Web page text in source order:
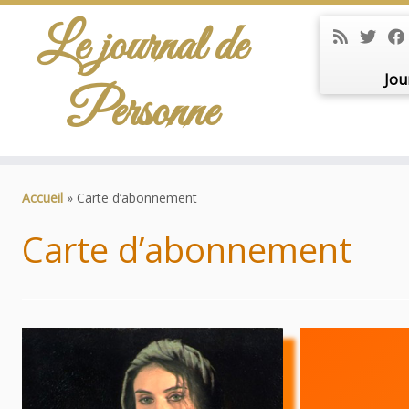
Le journal de
Personne
Accueil » Carte d’abonnement
Carte d’abonnement